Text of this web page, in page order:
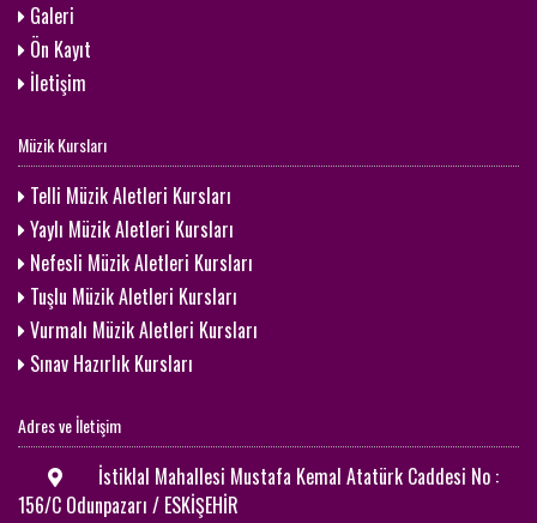
Galeri
Ön Kayıt
İletişim
Müzik Kursları
Telli Müzik Aletleri Kursları
Yaylı Müzik Aletleri Kursları
Nefesli Müzik Aletleri Kursları
Tuşlu Müzik Aletleri Kursları
Vurmalı Müzik Aletleri Kursları
Sınav Hazırlık Kursları
Adres ve İletişim
İstiklal Mahallesi Mustafa Kemal Atatürk Caddesi No :
156/C Odunpazarı / ESKİŞEHİR